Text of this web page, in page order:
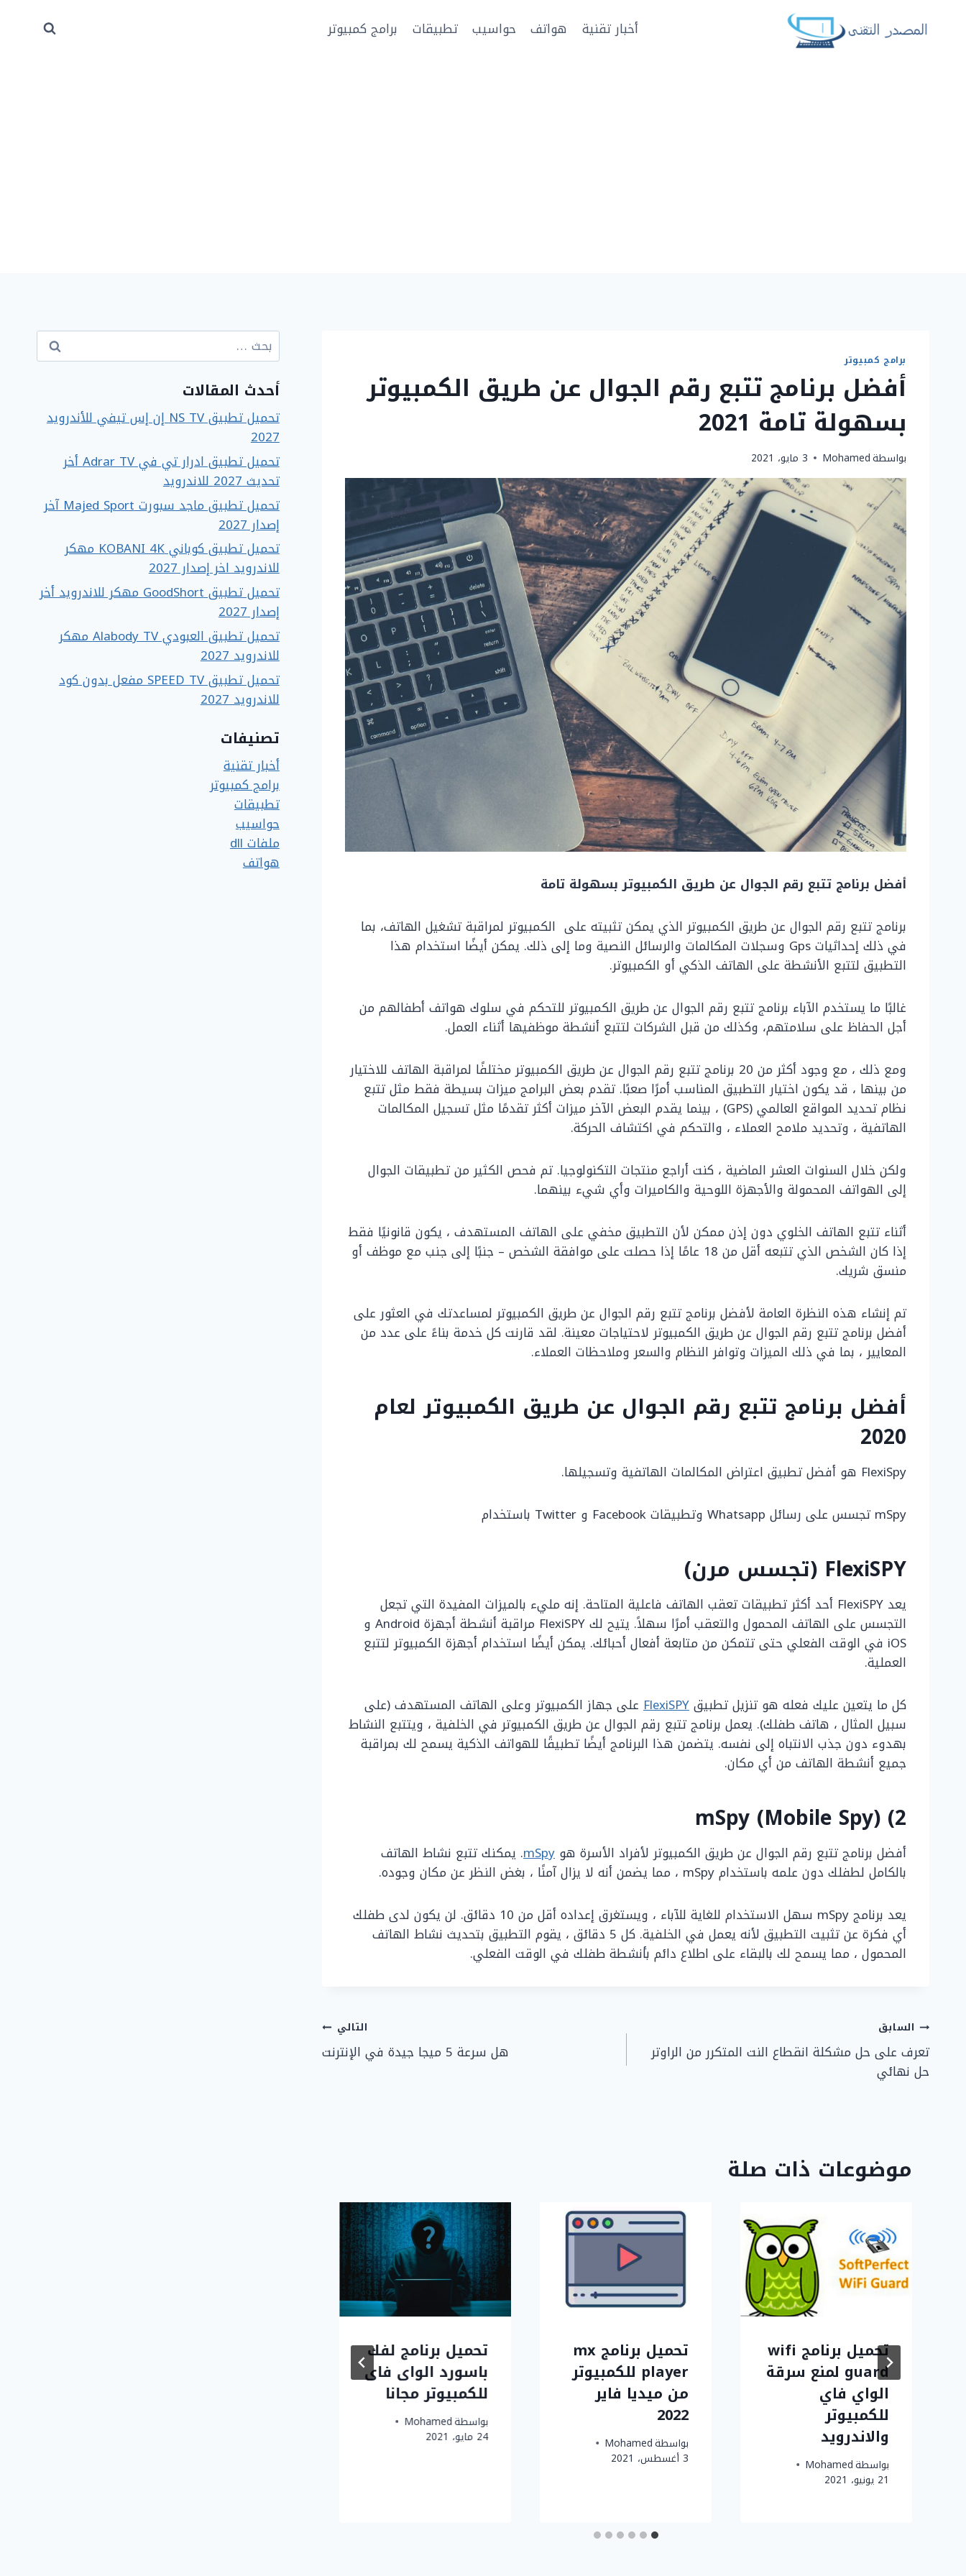
أخبار تقنية هواتف حواسيب تطبيقات برامج كمبيوتر
برامج كمبيوتر
أفضل برنامج تتبع رقم الجوال عن طريق الكمبيوتر
بسهولة تامة 2021
بواسطةMohamed 3 مايو، 2021
أفضل برنامج تتبع رقم الجوال عن طريق الكمبيوتر بسهولة تامة
برنامج تتبع رقم الجوال عن طريق الكمبيوتر الذي يمكن تثبيته على الكمبيوتر لمراقبة تشغيل الهاتف، بما
في ذلك إحداثيات Gps وسجلات المكالمات والرسائل النصية وما إلى ذلك. يمكن أيضًا استخدام هذا
التطبيق لتتبع الأنشطة على الهاتف الذكي أو الكمبيوتر.
غالبًا ما يستخدم الآباء برنامج تتبع رقم الجوال عن طريق الكمبيوتر للتحكم في سلوك هواتف أطفالهم من
أجل الحفاظ على سلامتهم، وكذلك من قبل الشركات لتتبع أنشطة موظفيها أثناء العمل.
ومع ذلك ، مع وجود أكثر من 20 برنامج تتبع رقم الجوال عن طريق الكمبيوتر مختلفًا لمراقبة الهاتف للاختيار
من بينها ، قد يكون اختيار التطبيق المناسب أمرًا صعبًا. تقدم بعض البرامج ميزات بسيطة فقط مثل تتبع
نظام تحديد المواقع العالمي (GPS) ، بينما يقدم البعض الآخر ميزات أكثر تقدمًا مثل تسجيل المكالمات
الهاتفية ، وتحديد ملامح العملاء ، والتحكم في اكتشاف الحركة.
ولكن خلال السنوات العشر الماضية ، كنت أراجع منتجات التكنولوجيا. تم فحص الكثير من تطبيقات الجوال
إلى الهواتف المحمولة والأجهزة اللوحية والكاميرات وأي شيء بينهما.
أثناء تتبع الهاتف الخلوي دون إذن ممكن لأن التطبيق مخفي على الهاتف المستهدف ، يكون قانونيًا فقط
إذا كان الشخص الذي تتبعه أقل من 18 عامًا إذا حصلت على موافقة الشخص – جنبًا إلى جنب مع موظف أو
منسق شريك.
تم إنشاء هذه النظرة العامة لأفضل برنامج تتبع رقم الجوال عن طريق الكمبيوتر لمساعدتك في العثور على
أفضل برنامج تتبع رقم الجوال عن طريق الكمبيوتر لاحتياجات معينة. لقد قارنت كل خدمة بناءً على عدد من
المعايير ، بما في ذلك الميزات وتوافر النظام والسعر وملاحظات العملاء.
أفضل برنامج تتبع رقم الجوال عن طريق الكمبيوتر لعام
2020
FlexiSpy هو أفضل تطبيق اعتراض المكالمات الهاتفية وتسجيلها.
mSpy تجسس على رسائل Whatsapp وتطبيقات Facebook و Twitter باستخدام
FlexiSPY (تجسس مرن)
يعد FlexiSPY أحد أكثر تطبيقات تعقب الهاتف فاعلية المتاحة. إنه مليء بالميزات المفيدة التي تجعل
التجسس على الهاتف المحمول والتعقب أمرًا سهلاً. يتيح لك FlexiSPY مراقبة أنشطة أجهزة Android و
iOS في الوقت الفعلي حتى تتمكن من متابعة أفعال أحبائك. يمكن أيضًا استخدام أجهزة الكمبيوتر لتتبع
العملية.
كل ما يتعين عليك فعله هو تنزيل تطبيقFlexiSPY على جهاز الكمبيوتر وعلى الهاتف المستهدف (على
سبيل المثال ، هاتف طفلك). يعمل برنامج تتبع رقم الجوال عن طريق الكمبيوتر في الخلفية ، ويتتبع النشاط
بهدوء دون جذب الانتباه إلى نفسه. يتضمن هذا البرنامج أيضًا تطبيقًا للهواتف الذكية يسمح لك بمراقبة
جميع أنشطة الهاتف من أي مكان.
2) mSpy (Mobile Spy)
أفضل برنامج تتبع رقم الجوال عن طريق الكمبيوتر لأفراد الأسرة هوmSpy. يمكنك تتبع نشاط الهاتف
بالكامل لطفلك دون علمه باستخدام mSpy ، مما يضمن أنه لا يزال آمنًا ، بغض النظر عن مكان وجوده.
يعد برنامج mSpy سهل الاستخدام للغاية للآباء ، ويستغرق إعداده أقل من 10 دقائق. لن يكون لدى طفلك
أي فكرة عن تثبيت التطبيق لأنه يعمل في الخلفية. كل 5 دقائق ، يقوم التطبيق بتحديث نشاط الهاتف
المحمول ، مما يسمح لك بالبقاء على اطلاع دائم بأنشطة طفلك في الوقت الفعلي.
تصفّح
المقالات
السابق
تعرف على حل مشكلة انقطاع النت المتكرر من الراوتر
حل نهائي
التالي
هل سرعة 5 ميجا جيدة في الإنترنت
موضوعات ذات صلة
تحميل برنامج wifi
guard لمنع سرقة
الواي فاي
للكمبيوتر
والاندرويد
بواسطةMohamed
21 يونيو، 2021
تحميل برنامج mx
player للكمبيوتر
من ميديا فاير
2022
بواسطةMohamed
3 أغسطس، 2021
تحميل برنامج لفك
باسورد الواى فاى
للكمبيوتر مجانا
بواسطةMohamed
24 مايو، 2021
البحث
عن:
أحدث المقالات
تحميل تطبيق NS TV إن إس تيفي للأندرويد
2027
تحميل تطبيق ادرار تي في Adrar TV أخر
تحديث 2027 للاندرويد
تحميل تطبيق ماجد سبورت Majed Sport آخر
إصدار 2027
تحميل تطبيق كوباني KOBANI 4K مهكر
للاندرويد اخر إصدار 2027
تحميل تطبيق GoodShort مهكر للاندرويد أخر
إصدار 2027
تحميل تطبيق العبودي Alabody TV مهكر
للاندرويد 2027
تحميل تطبيق SPEED TV مفعل بدون كود
للاندرويد 2027
تصنيفات
أخبار تقنية
برامج كمبيوتر
تطبيقات
حواسيب
ملفات dll
هواتف